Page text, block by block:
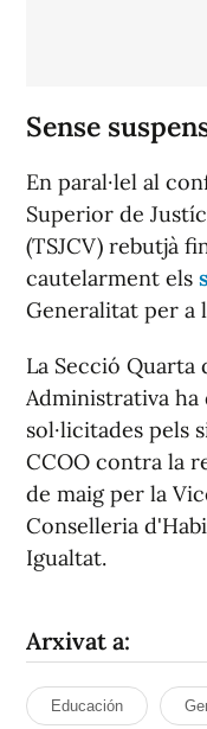
Sense
En paral·lel al
Superior de
(TSJCV) rebutjà
cautelarment els
Generalitat per a
La Secció Quarta
Administrativa ha
sol·licitades pels
CCOO contra la
de maig per la
Conselleria
Igualtat.
Arxivat a:
Educación